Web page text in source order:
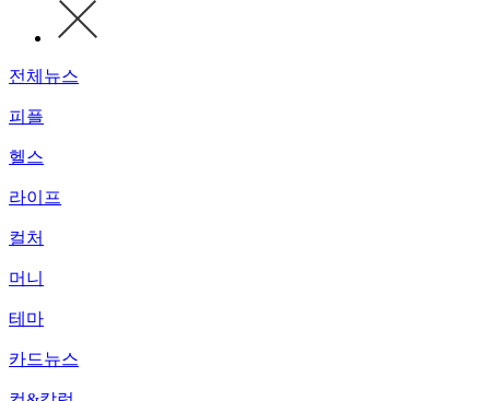
전체뉴스
피플
헬스
라이프
컬처
머니
테마
카드뉴스